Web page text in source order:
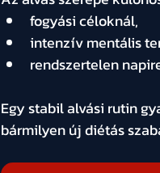
fogyási céloknál,
intenzív mentális
rendszertelen
Egy stabil alvási rutin
bármilyen új diétás